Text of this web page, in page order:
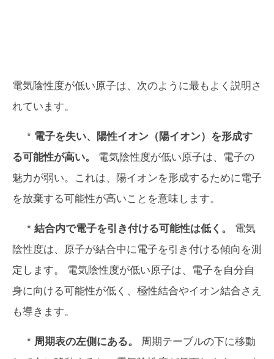
電気陰性度が低い原子は、次のように最もよく説明さ
れています。
* 電子を失い、陽性イオン（陽イオン）を形成す
る可能性が高い。
電気陰性度が低い原子は、電子の
魅力が弱い。これは、陽イオンを形成するために電子
を放棄する可能性が高いことを意味します。
* 結合内で電子を引き付ける可能性は低く。
電気
陰性度は、原子が結合中に電子を引き付ける傾向を測
定します。 電気陰性度が低い原子は、電子を自分自
身に向ける可能性が低く、極性結合やイオン結合さえ
も導きます。
* 周期表の左側にある。
周期テーブルの下に移動